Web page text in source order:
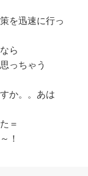
を迅速に行っ
ら
っちゃう
か。。あは
＝
！